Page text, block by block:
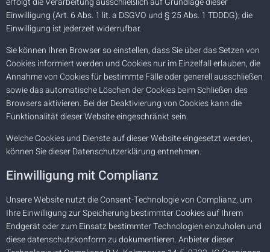
Einwilligung (Art. 6 Abs. 1 lit. a DSGVO und § 25 Abs. 1 TDDDG); die
Einwilligung ist jederzeit widerrufbar.
Sie können Ihren Browser so einstellen, dass Sie über das Setzen von
Cookies informiert werden und Cookies nur im Einzelfall erlauben, die
Annahme von Cookies für bestimmte Fälle oder generell ausschließen
sowie das automatische Löschen der Cookies beim Schließen des
Browsers aktivieren. Bei der Deaktivierung von Cookies kann die
Funktionalität dieser Website eingeschränkt sein.
Welche Cookies und Dienste auf dieser Website eingesetzt werden,
können Sie dieser Datenschutzerklärung entnehmen.
Einwilligung mit Complianz
Unsere Website nutzt die Consent-Technologie von Complianz, um
Ihre Einwilligung zur Speicherung bestimmter Cookies auf Ihrem
Endgerät oder zum Einsatz bestimmter Technologien einzuholen und
diese datenschutzkonform zu dokumentieren. Anbieter dieser